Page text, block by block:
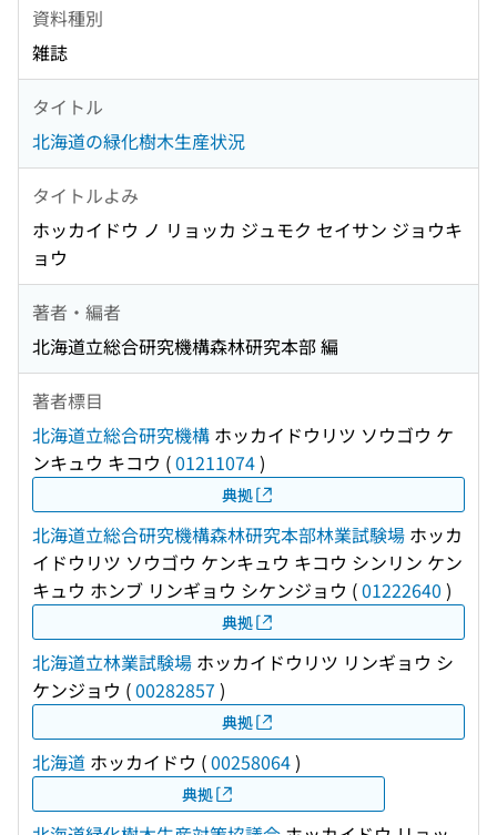
資料種別
雑誌
タイトル
北海道の緑化樹木生産状況
タイトルよみ
ホッカイドウ ノ リョッカ ジュモク セイサン ジョウキ
ョウ
著者・編者
北海道立総合研究機構森林研究本部 編
著者標目
北海道立総合研究機構 ホッカイドウリツ ソウゴウ ケ
ンキュウ キコウ (01211074)
典拠
北海道立総合研究機構森林研究本部林業試験場 ホッカ
イドウリツ ソウゴウ ケンキュウ キコウ シンリン ケン
キュウ ホンブ リンギョウ シケンジョウ (01222640 )
典拠
北海道立林業試験場 ホッカイドウリツ リンギョウ シ
ケンジョウ (00282857 )
典拠
北海道 ホッカイドウ (00258064)
典拠